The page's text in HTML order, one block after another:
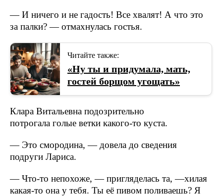
— И ничего и не гадость! Все хвалят! А что это
за палки? — отмахнулась гостья.
Читайте также:
«Ну ты и придумала, мать,
гостей борщом угощать»
Клара Витальевна подозрительно
потрогала голые ветки какого-то куста.
— Это смородина, — довела до сведения
подруги Лариса.
— Что-то непохоже, — пригляделась та, —хилая
какая-то она у тебя. Ты её пивом поливаешь? Я